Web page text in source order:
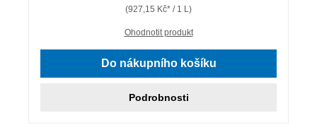
(927,15 Kč* / 1 L)
Ohodnotit produkt
Do nákupního košíku
Podrobnosti